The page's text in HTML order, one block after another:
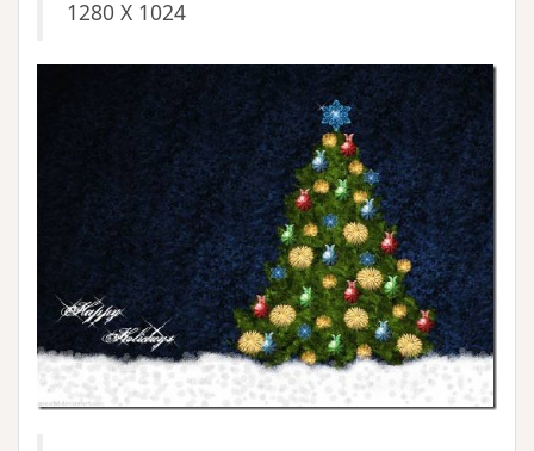
1280 X 1024